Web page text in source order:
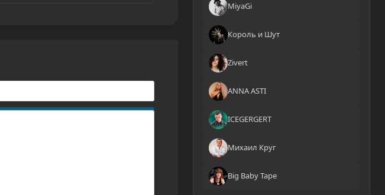
MiyaGi
Король и Шут
Zivert
ANNA ASTI
ICEGERGERT
Михаил Круг
Big Baby Tape